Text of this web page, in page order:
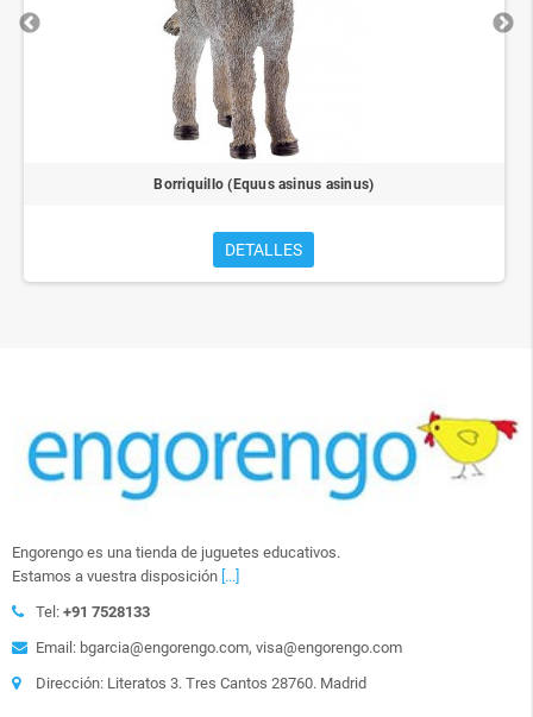
Borriquillo (Equus asinus asinus)
DETALLES
Engorengo es una tienda de juguetes educativos.
Estamos a vuestra disposición [...]
Tel: +91 7528133
Email: bgarcia@engorengo.com, visa@engorengo.com
Dirección: Literatos 3. Tres Cantos 28760. Madrid